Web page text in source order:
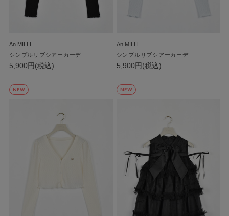
An MILLE
シンプルリブシアーカーデ
5,900円(税込)
An MILLE
シンプルリブシアーカーデ
5,900円(税込)
NEW NEW